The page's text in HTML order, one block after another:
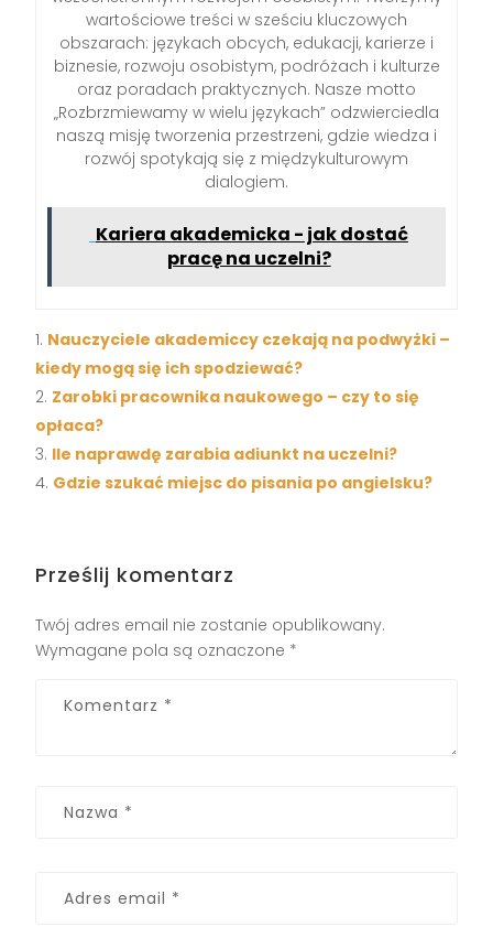
wartościowe treści w sześciu kluczowych
obszarach: językach obcych, edukacji, karierze i
biznesie, rozwoju osobistym, podróżach i kulturze
oraz poradach praktycznych. Nasze motto
„Rozbrzmiewamy w wielu językach” odzwierciedla
naszą misję tworzenia przestrzeni, gdzie wiedza i
rozwój spotykają się z międzykulturowym
dialogiem.
Kariera akademicka - jak dostać
pracę na uczelni?
Nauczyciele akademiccy czekają na podwyżki –
kiedy mogą się ich spodziewać?
Zarobki pracownika naukowego – czy to się
opłaca?
Ile naprawdę zarabia adiunkt na uczelni?
Gdzie szukać miejsc do pisania po angielsku?
Prześlij komentarz
Twój adres email nie zostanie opublikowany.
Wymagane pola są oznaczone *